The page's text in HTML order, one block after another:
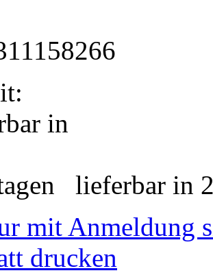
lieferbar in
mit Anmeldung
drucken